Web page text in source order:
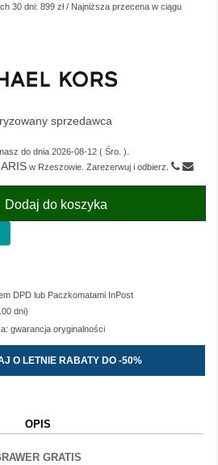
30 dni: 899 zł/ Najniższa przecena w ciągu
sprzedawca
do dnia 2026-08-12 (Śro. ).
w Rzeszowie. Zarezerwuj i odbierz.
Dodaj do koszyka
DPD lub Paczkomatami InPost
dni)
gwarancja oryginalności
O LETNIE RABATY DO -50%
OPIS
GRATIS